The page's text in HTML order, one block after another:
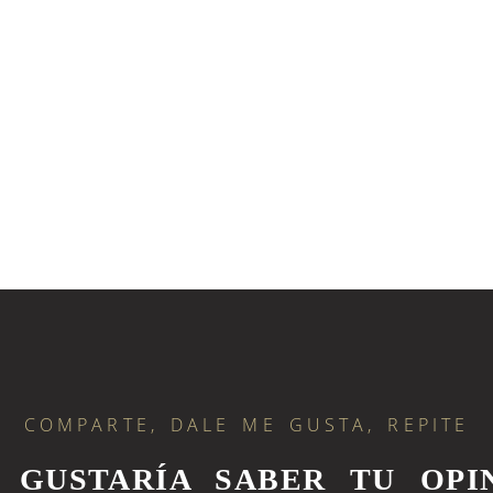
COMPARTE, DALE ME GUSTA, REPITE
GUSTARÍA SABER TU